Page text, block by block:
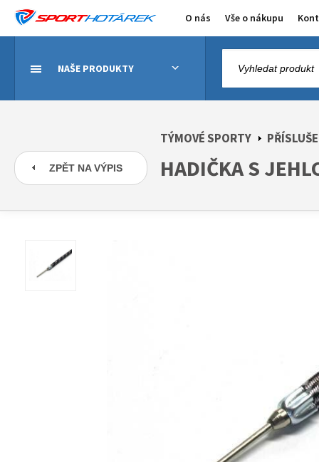
O nás Vše o nákupu
NAŠE PRODUKTY
ZPĚT NA VÝPIS
TÝMOVÉ SPORTY
HADIČKA S